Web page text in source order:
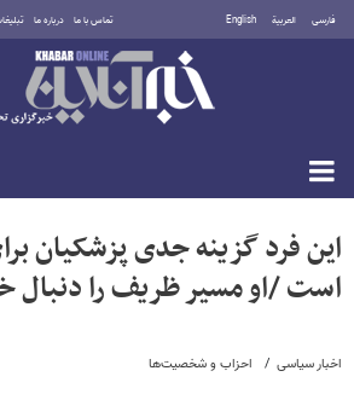
فارسی العربية English تماس با ما درباره ما
جمعه ۱۶ مرداد ۱۴۰۵
اخبار سیاسی احزاب و شخصیت‌ها
این فرد گزینه جدی پزشکیان
است /او مسیر ظریف را دنبال